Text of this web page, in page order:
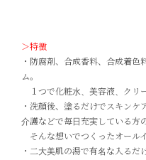
＞特徴
・防腐剤、合成香料、合成着色
ム。
１つで化粧水、美容液、クリ
・洗顔後、塗るだけでスキンケ
介護などで毎日充実している方
そんな想いでつくったオール
・二大美肌の湯で有名な入る